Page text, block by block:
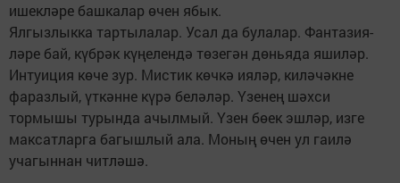
ишек­ләре башкалар өчен ябык.
Ялгызлыкка тартылалар. Усал да булалар. Фантазия­
ләре бай, күбрәк күңелендә төзегән дөньяда яшиләр.
Интуиция көче зур. Мистик көчкә ияләр, киләчәкне
фаразлый, үткәнне күрә беләләр. Үзенең шәхси
тормышы турында ачылмый. Үзен бөек эшләр, изге
максатларга багышлый ала. Моның өчен ул гаилә
учагыннан читләшә.